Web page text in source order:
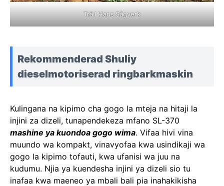
Trä I Hans Sågverk
Rekommenderad Shuliy
dieselmotoriserad ringbarkmaskin
Kulingana na kipimo cha gogo la mteja na hitaji la
injini za dizeli, tunapendekeza mfano SL-370
mashine ya kuondoa gogo wima. Vifaa hivi vina
muundo wa kompakt, vinavyofaa kwa usindikaji wa
gogo la kipimo tofauti, kwa ufanisi wa juu na
kudumu. Njia ya kuendesha injini ya dizeli sio tu
inafaa kwa maeneo ya mbali bali pia inahakikisha